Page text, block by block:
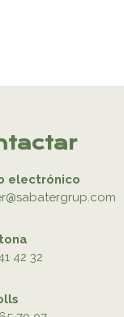
electrónico
42 32